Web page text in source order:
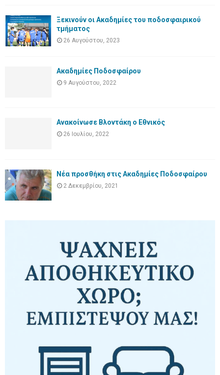
Ξεκινούν οι Ακαδημίες του ποδοσφαιρικού
τμήματος
26 Αυγούστου, 2023
Ακαδημίες Ποδοσφαίρου
9 Αυγούστου, 2022
Ανακοίνωσε Βλοντάκη ο Εθνικός
26 Ιουλίου, 2022
Νέα προσθήκη στις Ακαδημίες Ποδοσφαίρου
2 Δεκεμβρίου, 2021